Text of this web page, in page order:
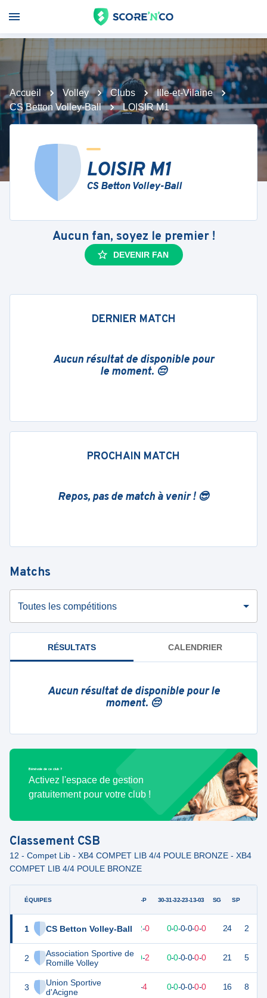
Accueil Volley Clubs
Ille-et-Vilaine
CS Betton Volley-Ball
LOISIR M1
LOISIR M1
CS Betton Volley-Ball
Aucun fan, soyez le premier !
DEVENIR FAN
DERNIER MATCH
Aucun résultat de disponible pour
le moment. 😔
PROCHAIN MATCH
Repos, pas de match à venir ! 😎
Matchs
Toutes les compétitions
RÉSULTATS CALENDRIER
Aucun résultat de disponible pour le
moment. 😔
Bénévole de ce club ?
Activez l'espace de gestion
gratuitement pour votre club !
Classement CSB
12 - Compet Lib - XB4 COMPET LIB 4/4 POULE BRONZE - XB4
COMPET LIB 4/4 POULE BRONZE
ÉQUIPES
1 CS Betton Volley-Ball
2
Association Sportive de
Romille Volley
3
Union Sportive
d'Acigne
G-P 30-31-32-23-13-03 SG SP
24 12 12-0 0-0-0-0-0-0 24 2
22 12 10-2 0-0-0-0-0-0 21 5
20 -4 0-0-0-0-0-0 16 8